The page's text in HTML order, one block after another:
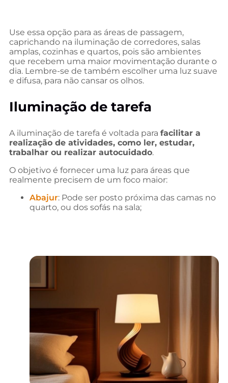
Use essa opção para as áreas de passagem,
caprichando na iluminação de corredores, salas
amplas, cozinhas e quartos, pois são ambientes
que recebem uma maior movimentação durante o
dia. Lembre-se de também escolher uma luz suave
e difusa, para não cansar os olhos.
Iluminação de tarefa
A iluminação de tarefa é voltada para facilitar a
realização de atividades, como ler, estudar,
trabalhar ou realizar autocuidado.
O objetivo é fornecer uma luz para áreas que
realmente precisem de um foco maior:
Abajur: Pode ser posto próxima das camas no
quarto, ou dos sofás na sala;